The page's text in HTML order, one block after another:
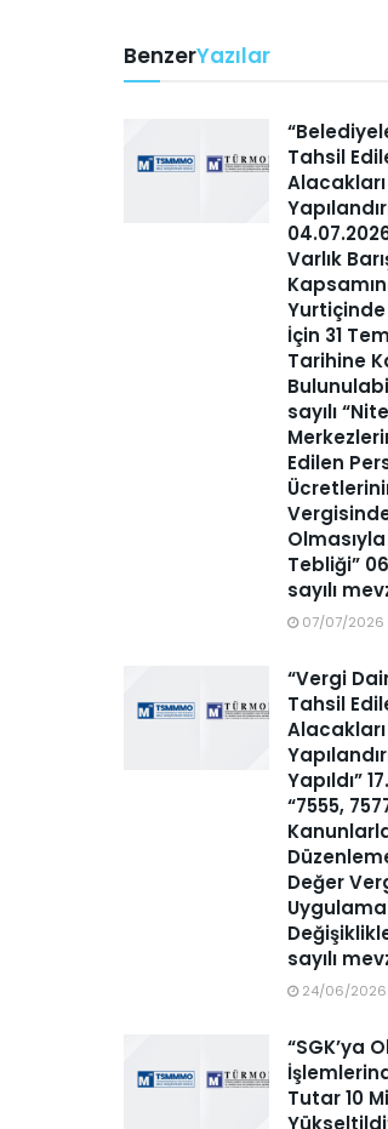
BenzerYazılar
Tahsil
Varlık
Yurtiçinde
İçin 31
Tarihine
sayılı
Edilen
Tebliği”
sayılı
07/07/2026
“Vergi
Tahsil
Yapıldı”
“7555,
Değer
sayılı
24/06/2026
“SGK’ya
Tutar 10